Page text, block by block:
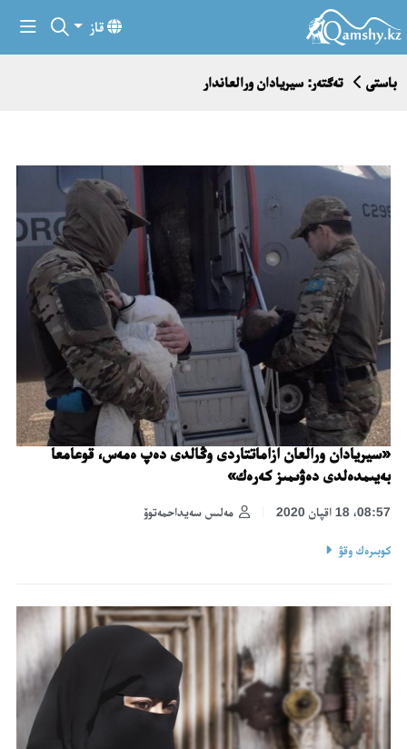
قاز
باستى تەگتەر: سيريادان ورالعاندار
«سيريادان ورالعان ازاماتتاردى وڭالدى دەپ ەمەس، قوعامعا
بەيىمدەلدى دەۋىمىز كەرەك»
مەلىس سەيداحمەتوۆ 08:57، 18 اقپان 2020
كوبىرەك وقۋ